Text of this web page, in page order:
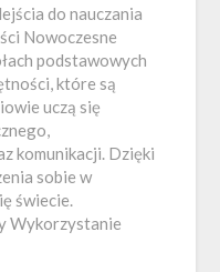
do nauczania
Nowoczesne
podstawowych
które są
uczą się
komunikacji. Dzięki
sobie w
świecie.
Wykorzystanie